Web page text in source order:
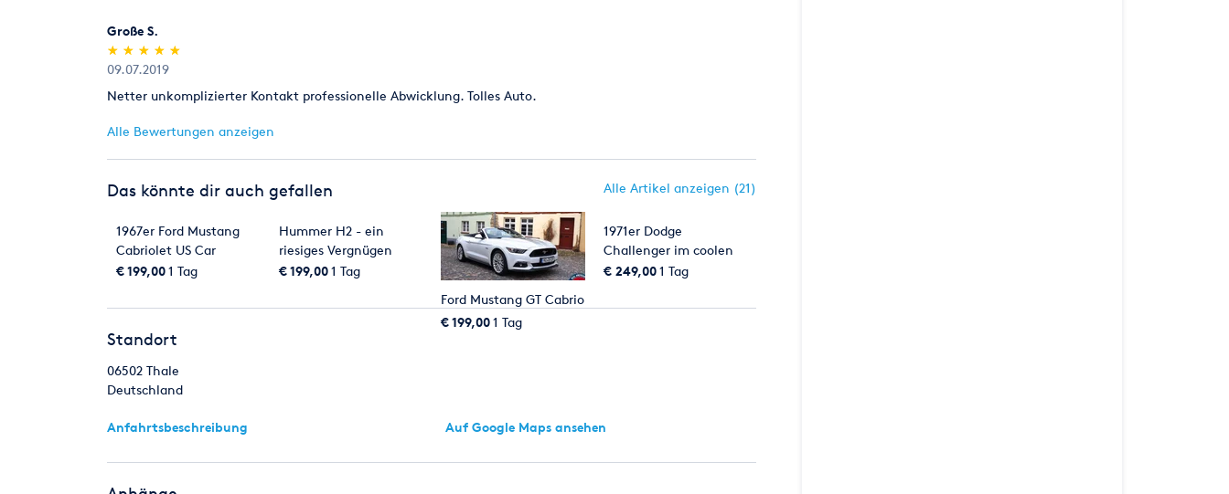
Große S.
(*)
★
★
(*) ★
★
(*) ★
★
(*) ★
★
(*) ★
★
09.07.2019
Netter unkomplizierter Kontakt professionelle Abwicklung. Tolles Auto.
Alle Bewertungen anzeigen
Das könnte dir auch gefallen Alle Artikel anzeigen (21)
1967er Ford Mustang
Cabriolet US Car
Oldtimer
€ 199,001 Tag
Hummer H2 - ein
riesiges Vergnügen
€ 199,001 Tag
Ford Mustang GT Cabrio
€ 199,001 Tag
1971er Dodge
Challenger im coolen
Patina-Look
€ 249,001 Tag
Standort
06502 Thale
Deutschland
Anfahrtsbeschreibung Auf Google Maps ansehen